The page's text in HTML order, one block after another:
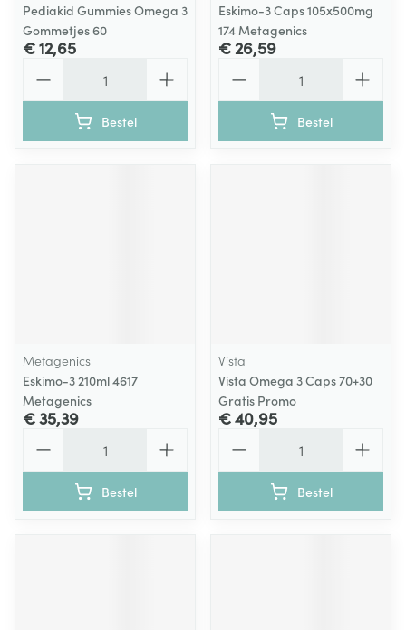
Pediakid Gummies Omega 3
Gommetjes 60
€ 12,65
Bestel
Eskimo-3 Caps 105x500mg
174 Metagenics
€ 26,59
Bestel
Metagenics
Eskimo-3 210ml 4617
Metagenics
€ 35,39
Bestel
Vista
Vista Omega 3 Caps 70+30
Gratis Promo
€ 40,95
Bestel